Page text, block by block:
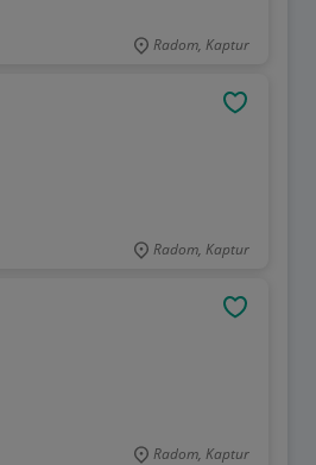
Radom, Kaptur
Radom, Kaptur
Radom, Kaptur